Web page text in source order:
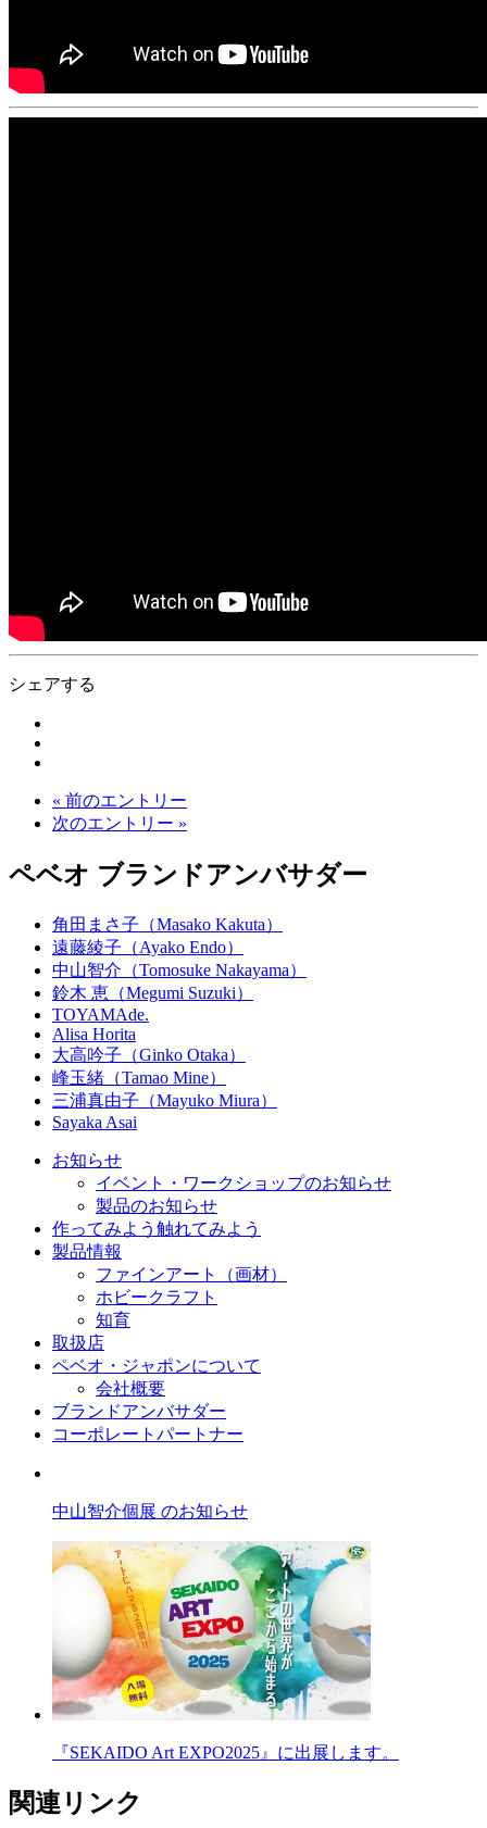
シェアする
« 前のエントリー
次のエントリー »
ペベオ ブランドアンバサダー
角田まさ子（Masako Kakuta）
遠藤綾子（Ayako Endo）
中山智介（Tomosuke Nakayama）
鈴木 恵（Megumi Suzuki）
TOYAMAde.
Alisa Horita
大高吟子（Ginko Otaka）
峰玉緒（Tamao Mine）
三浦真由子（Mayuko Miura）
Sayaka Asai
お知らせ
イベント・ワークショップのお知らせ
製品のお知らせ
作ってみよう 触れてみよう
製品情報
ファインアート（画材）
ホビークラフト
知育
取扱店
ペベオ・ジャポンについて
会社概要
ブランドアンバサダー
コーポレートパートナー
中山智介個展 のお知らせ
『SEKAIDO Art EXPO2025』に出展します。
関連リンク